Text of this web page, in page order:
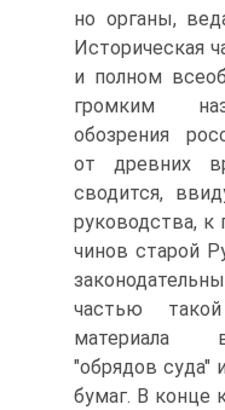
но органы,
Историческая
и полном
громким
обозрения
от древних
сводится,
руководства, к
чинов старой
частью
материала
"обрядов суда"
бумаг. В конце